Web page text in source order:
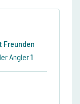
Freunden
Angler1